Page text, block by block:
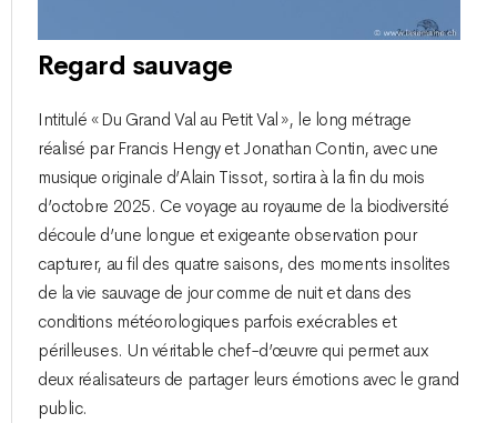
Regard sauvage
Intitulé « Du Grand Val au Petit Val », le long métrage
réalisé par Francis Hengy et Jonathan Contin, avec une
musique originale d’Alain Tissot, sortira à la fin du mois
d’octobre 2025. Ce voyage au royaume de la biodiversité
découle d’une longue et exigeante observation pour
capturer, au fil des quatre saisons, des moments insolites
de la vie sauvage de jour comme de nuit et dans des
conditions météorologiques parfois exécrables et
périlleuses. Un véritable chef-d’œuvre qui permet aux
deux réalisateurs de partager leurs émotions avec le grand
public.